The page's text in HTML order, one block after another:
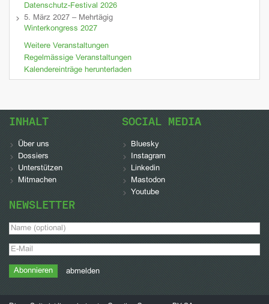
Datenschutz-Festival 2026
5. März 2027 – Mehrtägig
Winterkongress 2027
Weitere Veranstaltungen
Regelmässige Veranstaltungen
Kalendereinträge herunterladen
INHALT
Über uns
Dossiers
Unterstützen
Mitmachen
SOCIAL MEDIA
Bluesky
Instagram
Linkedin
Mastodon
Youtube
NEWSLETTER
abmelden